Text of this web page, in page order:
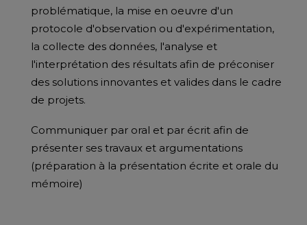
problématique, la mise en oeuvre d'un
protocole d'observation ou d'expérimentation,
la collecte des données, l'analyse et
l'interprétation des résultats afin de préconiser
des solutions innovantes et valides dans le cadre
de projets.
Communiquer par oral et par écrit afin de
présenter ses travaux et argumentations
(préparation à la présentation écrite et orale du
mémoire)